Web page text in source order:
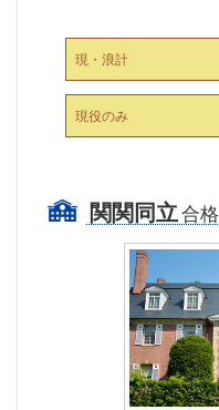
現・浪計
現役のみ
関関同立合